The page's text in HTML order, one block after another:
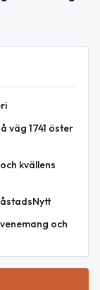
väg 1741 öster
kvällens
och